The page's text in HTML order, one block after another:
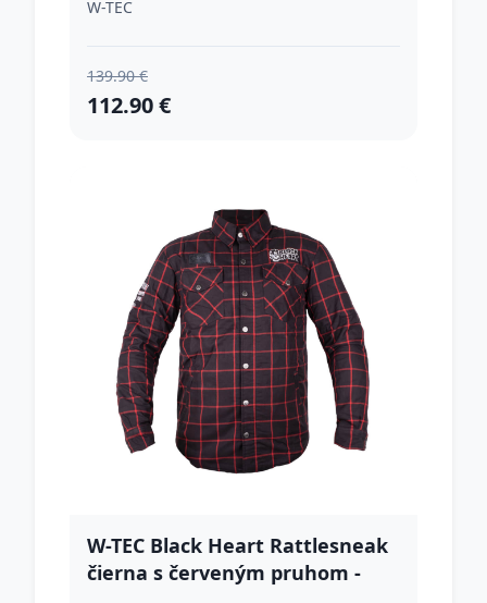
W-TEC
139.90 €
112.90 €
W-TEC Black Heart Rattlesneak
čierna s červeným pruhom -